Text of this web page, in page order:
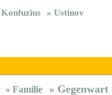
Konfuzius
Ustinov
Familie Gegenwart